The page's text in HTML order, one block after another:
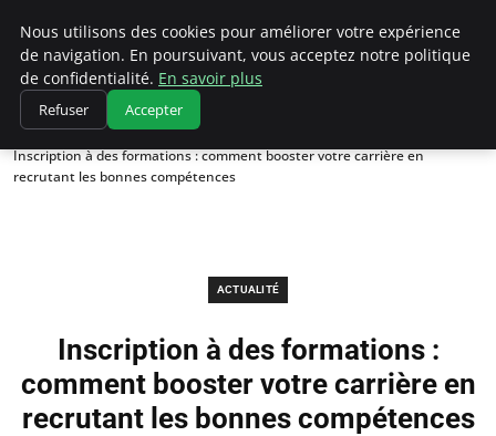
Chasseur De Tête
Accueil
Actualité
Inscription à des formations : comment booster votre carrière en
recrutant les bonnes compétences
ACTUALITÉ
Inscription à des formations :
comment booster votre carrière en
recrutant les bonnes compétences
Nous utilisons des cookies pour améliorer votre expérience
de navigation. En poursuivant, vous acceptez notre politique
de confidentialité. En savoir plus
Refuser Accepter